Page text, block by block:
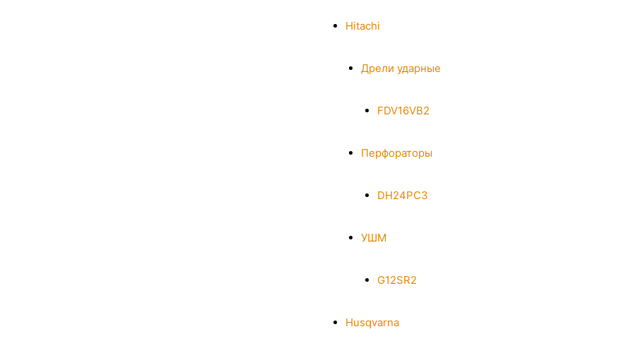
Hitachi
Дрели ударные
FDV16VB2
Перфораторы
DH24PC3
УШМ
G12SR2
Husqvarna